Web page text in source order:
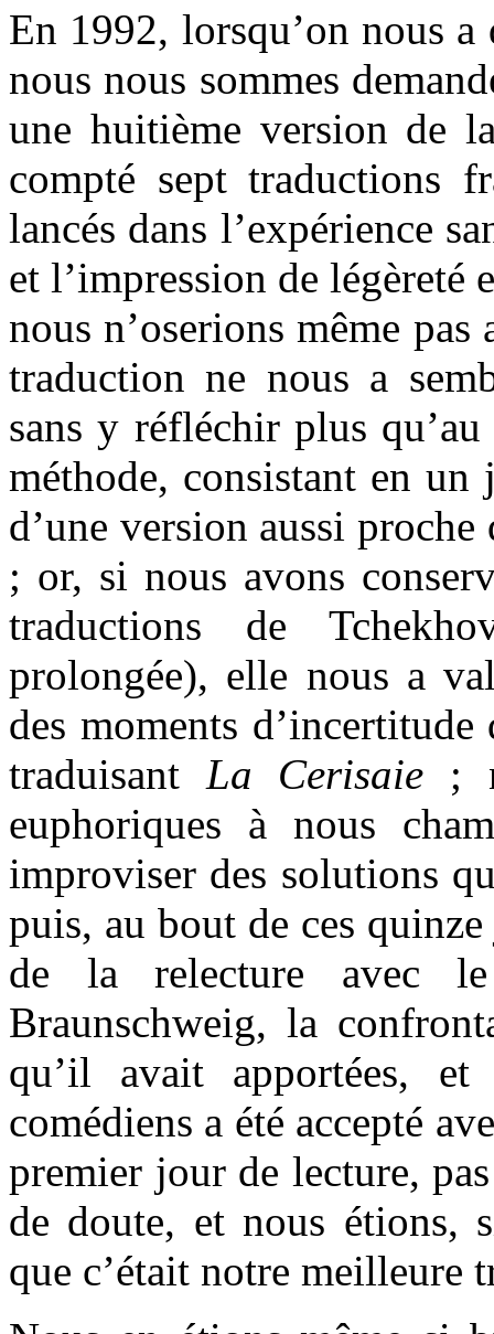
En 1992, lorsqu’on nous
nous nous sommes
une huitième version de
compté sept traductions
lancés dans l’expérience
et l’impression de légèreté
nous n’oserions même
traduction ne nous a
sans y réfléchir plus
méthode, consistant en un
d’une version aussi
; or, si nous avons
traductions de
prolongée), elle nous a
des moments
traduisant La Cerisaie ;
euphoriques à nous
improviser des solutions
puis, au bout de ces
de la relecture avec le
Braunschweig, la
qu’il avait apportées,
comédiens a été accepté
premier jour de lecture,
de doute, et nous étions,
que c’était notre meilleure